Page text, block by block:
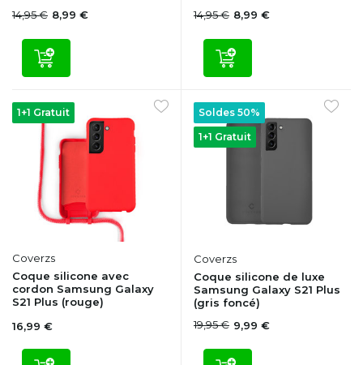
14,95 € 8,99 €
14,95 € 8,99 €
1+1 Gratuit
Coverzs
Coque silicone avec
cordon Samsung Galaxy
S21 Plus (rouge)
16,99 €
1+1 Gratuit
Soldes 50%
Coverzs
Coque silicone de luxe
Samsung Galaxy S21 Plus
(gris foncé)
19,95 € 9,99 €